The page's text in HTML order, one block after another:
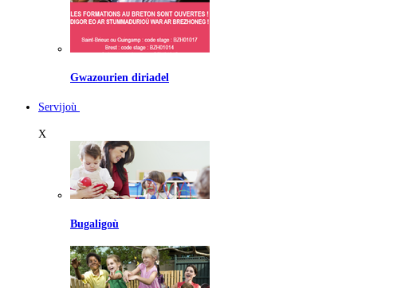
Gwazourien diriadel
Servijoù
X
Bugaligoù